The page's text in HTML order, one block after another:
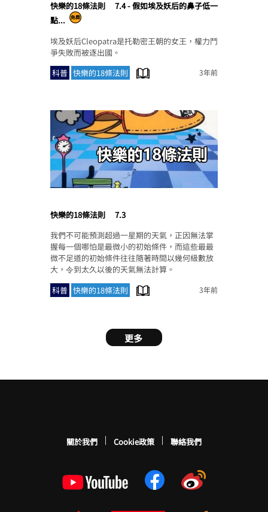
快樂的18條法則
7.4 - 假如埃及妖后的鼻子低一
點...
埃及妖后Cleopatra是托勒密王朝的女王，權力鬥
爭失敗而被逐出國。
科普 快樂的18條法則 3年前
快樂的18條法則
7.3
我們不可能預測超過一星期的天氣，正因無法掌
握每一個哪怕是最微小的初始條件，而這些最最
微不足道的初始條件往往隨著時間以幾何級數放
大，令到太久以後的天氣無法計算。
科普 快樂的18條法則 3年前
關於我們 Cookie政策 聯絡我們